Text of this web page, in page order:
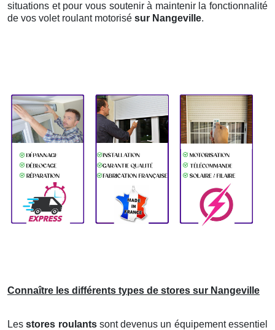
situations et pour vous soutenir à maintenir la fonctionnalité
de vos volet roulant motorisé sur Nangeville.
Connaître les différents types de stores sur Nangeville
Lesstores roulantssont devenus un équipement essentiel